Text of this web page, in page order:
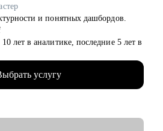
и понятных дашбордов.
лет в аналитике, последние 5 лет в
Прошла путь от бизнес-
BI за год.
отчётности, визуализация данных,
услугу